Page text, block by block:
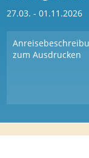
27.03. - 01.11.2026
zum Ausdrucken